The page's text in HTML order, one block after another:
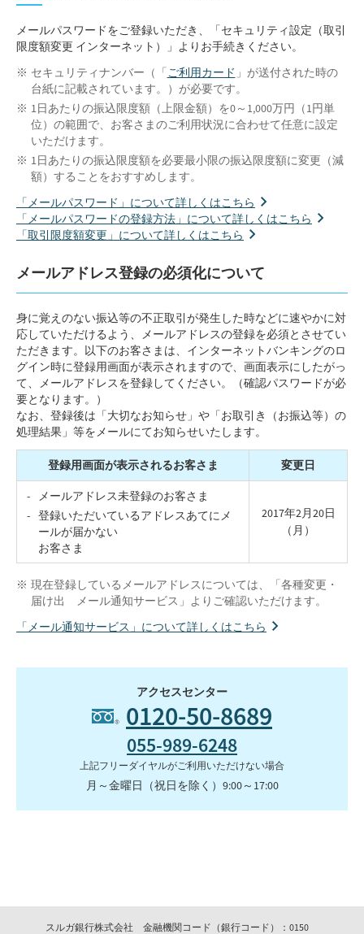
メールパスワードをご登録いただき、「セキュリティ設定（取引
限度額変更 インターネット）」よりお手続きください。
セキュリティナンバー（「ご利用カード 」が送付された時の
台紙に記載されています。）が必要です。
1日あたりの振込限度額（上限金額）を0～1,000万円（1円単
位）の範囲で、お客さまのご利用状況に合わせて任意に設定
いただけます。
1日あたりの振込限度額を必要最小限の振込限度額に変更（減
額）することをおすすめします。
「メールパスワード」について詳しくはこちら
「メールパスワードの登録方法」について詳しくはこちら
「取引限度額変更」について詳しくはこちら
メールアドレス登録の必須化について
身に覚えのない振込等の不正取引が発生した時などに速やかに対
応していただけるよう、メールアドレスの登録を必須とさせてい
ただきます。以下のお客さまは、インターネットバンキングのロ
グイン時に登録用画面が表示されますので、画面表示にしたがっ
て、メールアドレスを登録してください。（確認パスワードが必
要となります。）
なお、登録後は「大切なお知らせ」や「お取引き（お振込等）の
処理結果」等をメールにてお知らせいたします。
登録用画面が表示されるお客さま 変更日
メールアドレス未登録のお客さま
登録いただいているアドレスあてにメ
ールが届かない
お客さま
2017年2月20日
（月）
現在登録しているメールアドレスについては、「各種変更・
届け出 メール通知サービス」よりご確認いただけます。
「メール通知サービス」について詳しくはこちら
アクセスセンター
0120-50-8689
055-989-6248
上記フリーダイヤルがご利用いただけない場合
月～金曜日（祝日を除く）9:00～17:00
スルガ銀行株式会社 金融機関コード（銀行コード）：0150